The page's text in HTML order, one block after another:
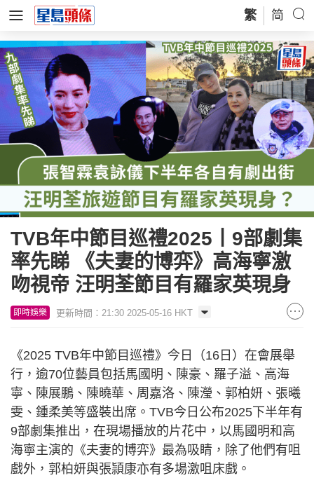
繁 简
TVB年中節目巡禮2025丨9部劇集
率先睇 《夫妻的博弈》高海寧激
吻視帝 汪明荃節目有羅家英現身
即時娛樂 更新時間：21:30 2025-05-16 HKT
《2025 TVB年中節目巡禮》今日（16日）在會展舉
行，逾70位藝員包括馬國明、陳豪、羅子溢、高海
寧、陳展鵬、陳曉華、周嘉洛、陳瀅、郭柏妍、張曦
雯、鍾柔美等盛裝出席。TVB今日公布2025下半年有
9部劇集推出，在現場播放的片花中，以馬國明和高
海寧主演的《夫妻的博弈》最為吸睛，除了他們有咀
戲外，郭柏妍與張頴康亦有多場激咀床戲。